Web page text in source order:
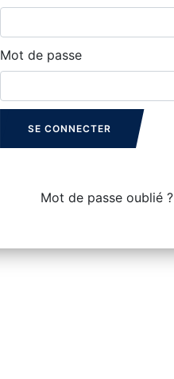
Mot de passe
SE CONNECTER
Mot de passe oublié ?